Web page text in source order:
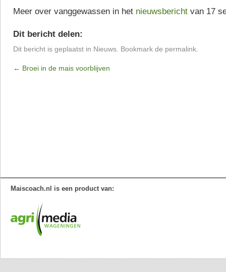
Meer over vanggewassen in het nieuwsbericht van 17
Dit bericht delen:
Dit bericht is geplaatst in Nieuws . Bookmark de permalink
← Broei in de mais voorblijven
Maiscoach.nl is een product van: